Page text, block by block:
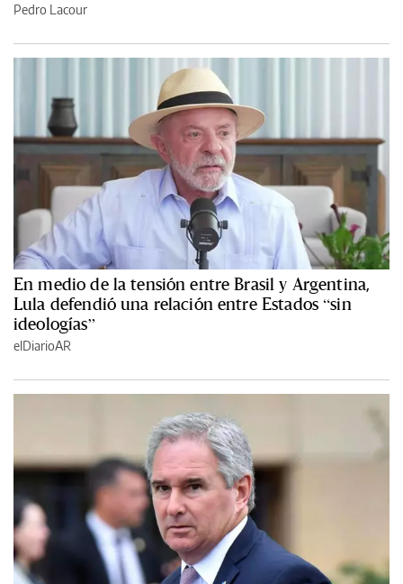
Pedro Lacour
En medio de la tensión entre Brasil y Argentina,
Lula defendió una relación entre Estados “sin
ideologías”
elDiarioAR